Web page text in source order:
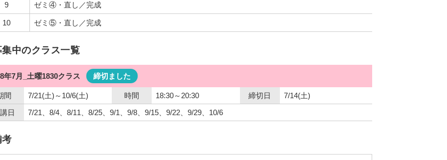
9 ゼミ④・直し／完成
10 ゼミ⑤・直し／完成
集中のクラス一覧
年7月_土曜1830クラス 締切ました
間 7/21(土)～10/6(土) 時間 18:30～20:30 締切日
7/14(土)
日
7/21、8/4、8/11、8/25、9/1、9/8、9/15、9/22、9/29、10/6
考